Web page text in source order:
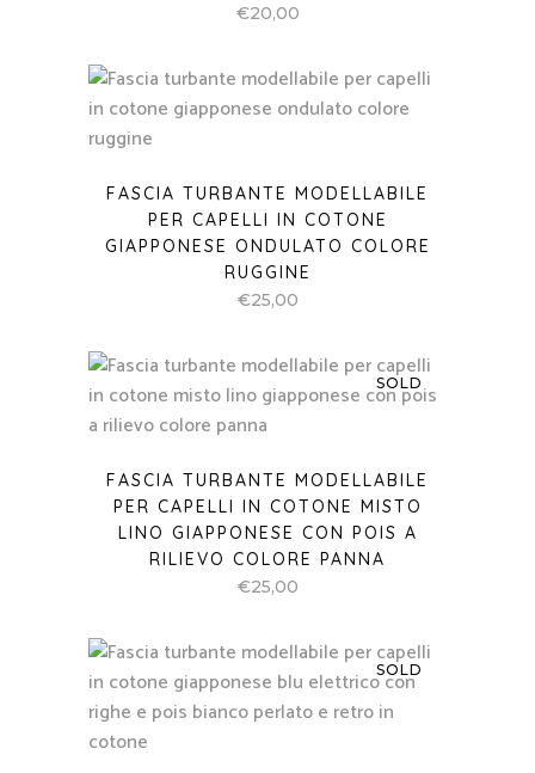
€20,00
FASCIA TURBANTE MODELLABILE
PER CAPELLI IN COTONE
GIAPPONESE ONDULATO COLORE
RUGGINE
€25,00
SOLD
FASCIA TURBANTE MODELLABILE
PER CAPELLI IN COTONE MISTO
LINO GIAPPONESE CON POIS A
RILIEVO COLORE PANNA
€25,00
SOLD